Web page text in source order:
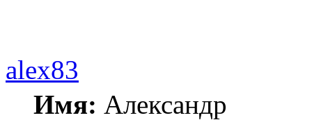
alex83
Имя: Александр